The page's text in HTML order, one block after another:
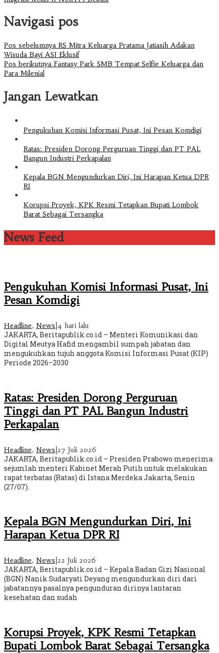
Navigasi pos
Pos sebelumnyaRS Mitra Keluarga Pratama Jatiasih Adakan
Wisuda Bayi ASI Eklusif
Pos berikutnyaFantasy Park SMB Tempat Selfie Keluarga dan
Para Milenial
Jangan Lewatkan
Pengukuhan Komisi Informasi Pusat, Ini Pesan Komdigi
Ratas: Presiden Dorong Perguruan Tinggi dan PT PAL
Bangun Industri Perkapalan
Kepala BGN Mengundurkan Diri, Ini Harapan Ketua DPR
RI
Korupsi Proyek, KPK Resmi Tetapkan Bupati Lombok
Barat Sebagai Tersangka
News Feed
Pengukuhan Komisi Informasi Pusat, Ini
Pesan Komdigi
Headline, News 4 hari lalu
JAKARTA, Beritapublik.co.id – Menteri Komunikasi dan
Digital Meutya Hafid mengambil sumpah jabatan dan
mengukuhkan tujuh anggota Komisi Informasi Pusat (KIP)
Periode 2026–2030
Ratas: Presiden Dorong Perguruan
Tinggi dan PT PAL Bangun Industri
Perkapalan
Headline, News 27 Juli 2026
JAKARTA, Beritapublik.co.id – Presiden Prabowo menerima
sejumlah menteri Kabinet Merah Putih untuk melakukan
rapat terbatas (Ratas) di Istana Merdeka Jakarta, Senin
(27/07).
Kepala BGN Mengundurkan Diri, Ini
Harapan Ketua DPR RI
Headline, News 22 Juli 2026
JAKARTA, Beritapublik.co.id – Kepala Badan Gizi Nasional
(BGN) Nanik Sudaryati Deyang mengundurkan diri dari
jabatannya pasalnya pengunduran dirinya lantaran
kesehatan dan sudah
Korupsi Proyek, KPK Resmi Tetapkan
Bupati Lombok Barat Sebagai Tersangka